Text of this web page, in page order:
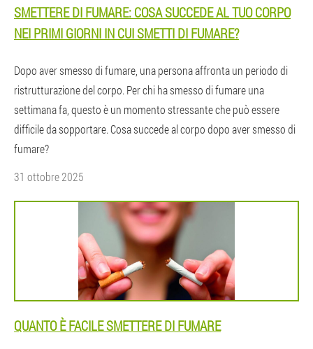
SMETTERE DI FUMARE: COSA SUCCEDE AL TUO CORPO
NEI PRIMI GIORNI IN CUI SMETTI DI FUMARE?
Dopo aver smesso di fumare, una persona affronta un periodo di
ristrutturazione del corpo. Per chi ha smesso di fumare una
settimana fa, questo è un momento stressante che può essere
difficile da sopportare. Cosa succede al corpo dopo aver smesso di
fumare?
31 ottobre 2025
QUANTO È FACILE SMETTERE DI FUMARE